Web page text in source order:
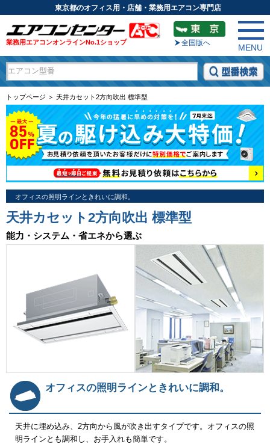
東京都のオフィス用・店舗・業務用エアコン専門店
業務用エアコンオンラインNo.1ショップ 全国版へ
MENU
トップページ ＞ 天井カセット2方向吹出 標準型
オフィスの照明ラインときれいに調和。
天井カセット2方向吹出 標準型
能力・システム・省エネから選ぶ
オフィスの照明ラインときれいに調和。
天井に埋め込み、2方向から風が吹き出すタイプです。オフィスの照
明ラインとも調和し、お手入れも簡単です。